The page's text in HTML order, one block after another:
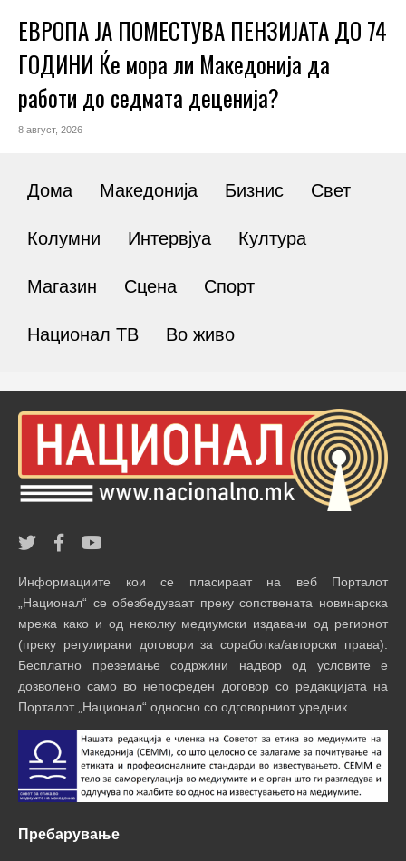
ЕВРОПА ЈА ПОМЕСТУВА ПЕНЗИЈАТА ДО 74
ГОДИНИ Ќе мора ли Македонија да
работи до седмата деценија?
8 август, 2026
Дома Македонија Бизнис Свет
Колумни Интервјуа Култура
Магазин Сцена Спорт
Национал ТВ Во живо
Информациите кои се пласираат на веб Порталот
„Национал“ се обезбедуваат преку сопствената новинарска
мрежа како и од неколку медиумски издавачи од регионот
(преку регулирани договори за соработка/авторски права).
Бесплатно преземање содржини надвор од условите е
дозволено само во непосреден договор со редакцијата на
Порталот „Национал“ односно со одговорниот уредник.
Пребарување